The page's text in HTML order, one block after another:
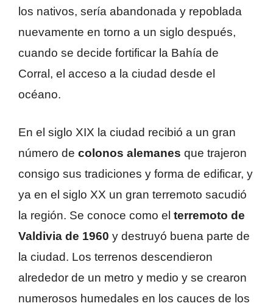
los nativos, sería abandonada y repoblada
nuevamente en torno a un siglo después,
cuando se decide fortificar la Bahía de
Corral, el acceso a la ciudad desde el
océano.
En el siglo XIX la ciudad recibió a un gran
número de colonos alemanes que trajeron
consigo sus tradiciones y forma de edificar, y
ya en el siglo XX un gran terremoto sacudió
la región. Se conoce como el terremoto de
Valdivia de 1960 y destruyó buena parte de
la ciudad. Los terrenos descendieron
alrededor de un metro y medio y se crearon
numerosos humedales en los cauces de los